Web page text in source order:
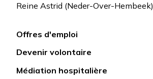
Reine Astrid (Neder-Over-Hembeek)
Lien
rapide
Offres d'emploi
Devenir volontaire
Médiation hospitalière